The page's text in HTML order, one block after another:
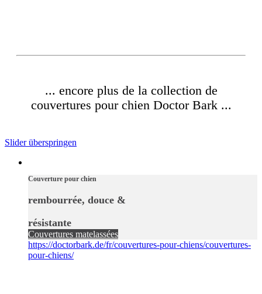
... encore plus de la collection de
couvertures pour chien Doctor Bark ...
Slider überspringen
Couverture pour chien
rembourrée, douce &
résistante
Couvertures matelassées
https://doctorbark.de/fr/couvertures-pour-chiens/couvertures-
pour-chiens/